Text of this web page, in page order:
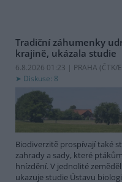
Tradiční záhumenky
krajině, ukázala studie
6.8.2026 01:23 | PRAHA (ČTK/
Diskuse: 8
Biodiverzitě prospívají také
zahrady a sady, které
hnízdění. V jednolité
ukazuje studie Ústavu